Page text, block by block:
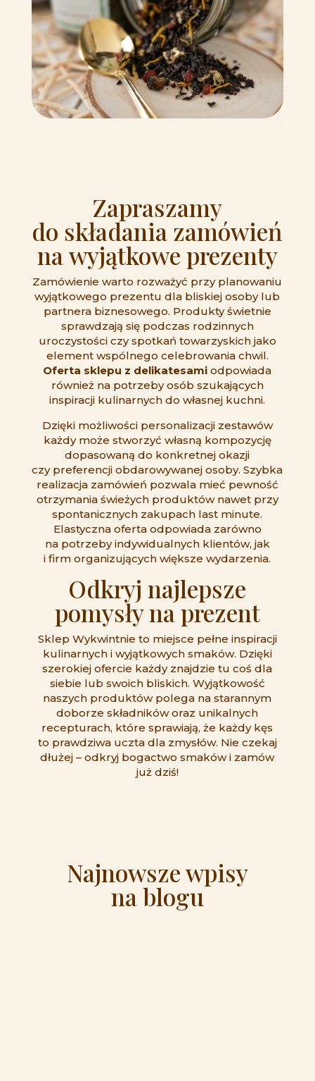
Zapraszamy
do składania zamówień
na wyjątkowe prezenty
Zamówienie warto rozważyć przy planowaniu
wyjątkowego prezentu dla bliskiej osoby lub
partnera biznesowego. Produkty świetnie
sprawdzają się podczas rodzinnych
uroczystości czy spotkań towarzyskich jako
element wspólnego celebrowania chwil.
Oferta sklepu z delikatesami odpowiada
również na potrzeby osób szukających
inspiracji kulinarnych do własnej kuchni.
Dzięki możliwości personalizacji zestawów
każdy może stworzyć własną kompozycję
dopasowaną do konkretnej okazji
czy preferencji obdarowywanej osoby. Szybka
realizacja zamówień pozwala mieć pewność
otrzymania świeżych produktów nawet przy
spontanicznych zakupach last minute.
Elastyczna oferta odpowiada zarówno
na potrzeby indywidualnych klientów, jak
i firm organizujących większe wydarzenia.
Odkryj najlepsze
pomysły na prezent
Sklep Wykwintnie to miejsce pełne inspiracji
kulinarnych i wyjątkowych smaków. Dzięki
szerokiej ofercie każdy znajdzie tu coś dla
siebie lub swoich bliskich. Wyjątkowość
naszych produktów polega na starannym
doborze składników oraz unikalnych
recepturach, które sprawiają, że każdy kęs
to prawdziwa uczta dla zmysłów. Nie czekaj
dłużej – odkryj bogactwo smaków i zamów
już dziś!
Najnowsze wpisy
na blogu